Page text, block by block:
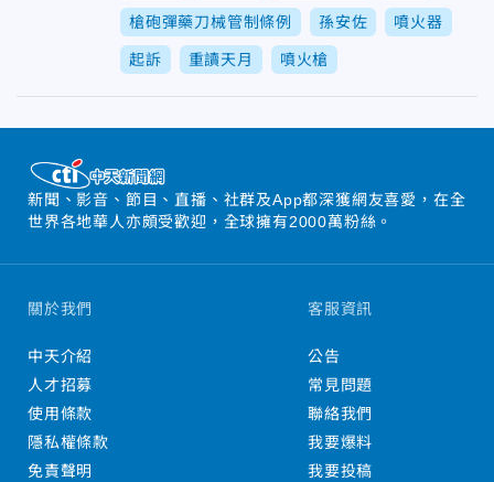
槍砲彈藥刀械管制條例 孫安佐 噴火器
起訴 重讀天月 噴火槍
新聞、影音、節目、直播、社群及App都深獲網友喜愛，在全
世界各地華人亦頗受歡迎，全球擁有2000萬粉絲。
關於我們
中天介紹
人才招募
使用條款
隱私權條款
免責聲明
客服資訊
公告
常見問題
聯絡我們
我要爆料
我要投稿